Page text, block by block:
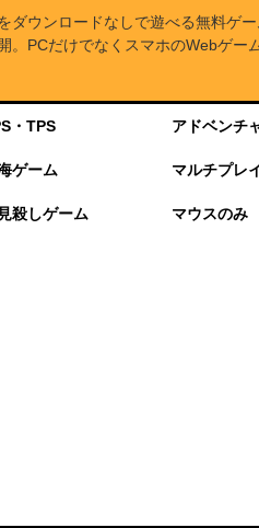
ダウンロードなしで遊べる無料ゲ
。PCだけでなくスマホのWebゲー
・TPS アドベンチ
海ゲーム マルチプレ
殺しゲーム マウスのみ